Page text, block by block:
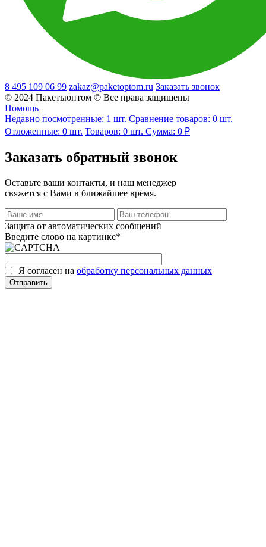
8 495 109 06 99 zakaz@paketoptom.ru Заказать звонок
© 2024 Пакетыоптом © Все права защищены
Помощь
Недавно посмотренные: 1 шт. Сравнение товаров: 0 шт.
Отложенные: 0 шт. Товаров: 0 шт. Сумма: 0 ₽
Заказать обратный звонок
Оставьте ваши контакты, и наш менеджер
свяжется с Вами в ближайшее время.
Защита от автоматических сообщений
Введите слово на картинке*
Я согласен на обработку персональных данных